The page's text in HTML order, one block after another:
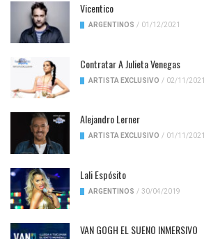
Vicentico
ARGENTINOS / 01/12/2021
Contratar A Julieta Venegas
ARTISTA EXCLUSIVO / 02/11/2021
Alejandro Lerner
ARTISTA EXCLUSIVO / 01/11/2021
Lali Espósito
ARGENTINOS / 30/04/2019
VAN GOGH EL SUENO INMERSIVO